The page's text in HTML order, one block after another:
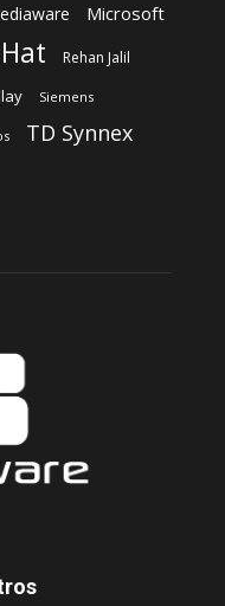
Microsoft
Rehan Jalil
Siemens
TD Synnex